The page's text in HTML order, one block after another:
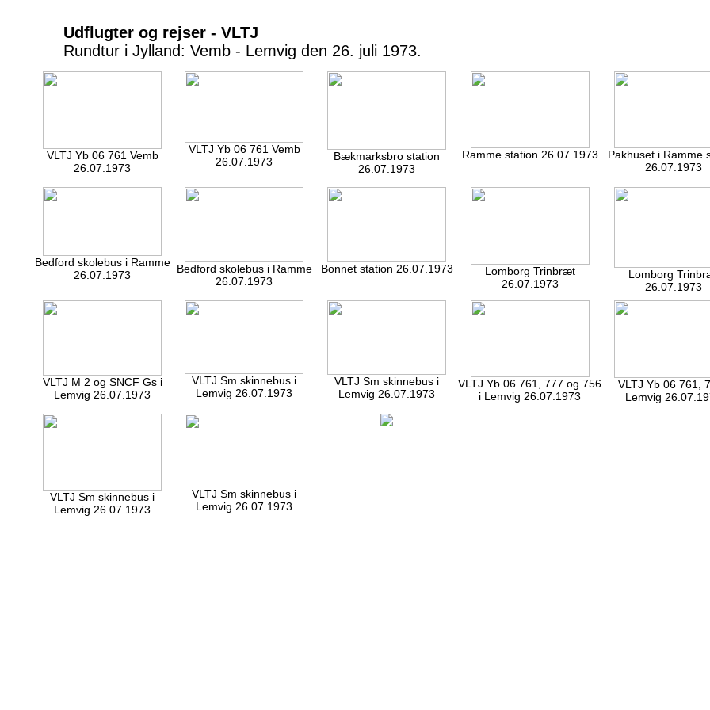
Udflugter og rejser - VLTJ
Rundtur i Jylland: Vemb - Lemvig den 26. juli 1973.
VLTJ Yb 06 761 Vemb
26.07.1973
VLTJ Yb 06 761 Vemb
26.07.1973
Bækmarksbro station
26.07.1973
Ramme station 26.07.1973
Pakhuset i Ramme
26.07.1973
Bedford skolebus i Ramme
26.07.1973
Bedford skolebus i Ramme
26.07.1973
Bonnet station 26.07.1973
Lomborg Trinbræt
26.07.1973
Lomborg
26.07.1973
VLTJ M 2 og SNCF Gs i
Lemvig 26.07.1973
VLTJ Sm skinnebus i
Lemvig 26.07.1973
VLTJ Sm skinnebus i
Lemvig 26.07.1973
VLTJ Yb 06 761, 777 og 756
i Lemvig 26.07.1973
VLTJ Yb 06 761,
Lemvig
VLTJ Sm skinnebus i
Lemvig 26.07.1973
VLTJ Sm skinnebus i
Lemvig 26.07.1973